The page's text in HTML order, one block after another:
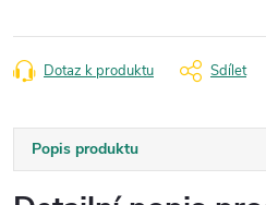
Dotaz k produktu Sdílet
Popis produktu